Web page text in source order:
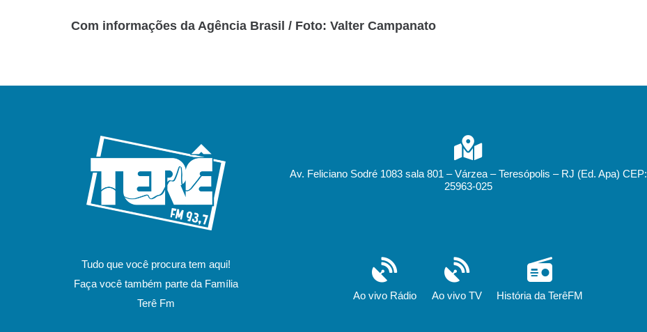
Com informações da Agência Brasil / Foto: Valter Campanato
Tudo que você procura tem aqui!
Faça você também parte da Família
Terê Fm
Av. Feliciano Sodré 1083 sala 801 – Várzea – Teresópolis – RJ (Ed. Apa) CEP:
25963-025
Ao vivo Rádio Ao vivo TV História da TerêFM